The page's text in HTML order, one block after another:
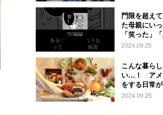
門限を超え
た母親にい
「笑った」
特殊」
2024.09.25
こんな暮ら
い…！ アメ
をする日常
2024.09.25